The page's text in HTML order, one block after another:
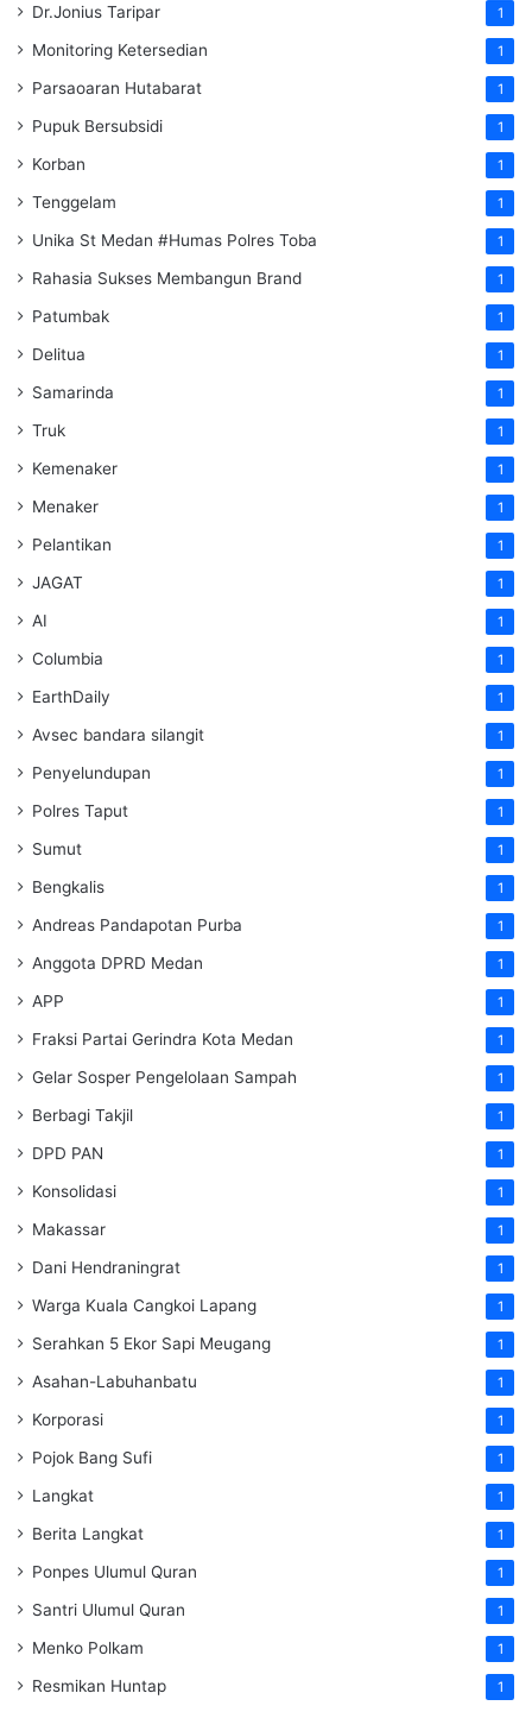
Dr.Jonius Taripar 1
Monitoring Ketersedian 1
Parsaoaran Hutabarat 1
Pupuk Bersubsidi 1
Korban 1
Tenggelam 1
Unika St Medan #Humas Polres Toba 1
Rahasia Sukses Membangun Brand 1
Patumbak 1
Delitua 1
Samarinda 1
Truk 1
Kemenaker 1
Menaker 1
Pelantikan 1
JAGAT 1
AI 1
Columbia 1
EarthDaily 1
Avsec bandara silangit 1
Penyelundupan 1
Polres Taput 1
Sumut 1
Bengkalis 1
Andreas Pandapotan Purba 1
Anggota DPRD Medan 1
APP 1
Fraksi Partai Gerindra Kota Medan 1
Gelar Sosper Pengelolaan Sampah 1
Berbagi Takjil 1
DPD PAN 1
Konsolidasi 1
Makassar 1
Dani Hendraningrat 1
Warga Kuala Cangkoi Lapang 1
Serahkan 5 Ekor Sapi Meugang 1
Asahan-Labuhanbatu 1
Korporasi 1
Pojok Bang Sufi 1
Langkat 1
Berita Langkat 1
Ponpes Ulumul Quran 1
Santri Ulumul Quran 1
Menko Polkam 1
Resmikan Huntap 1